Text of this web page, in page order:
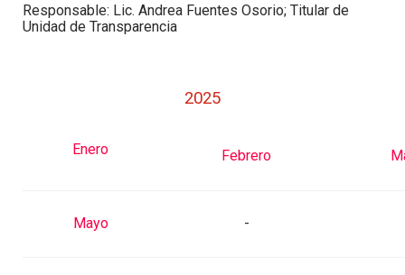
Responsable: Lic. Andrea Fuentes Osorio; Titular de
Unidad de Transparencia
2025
Enero Febrero
Mayo -